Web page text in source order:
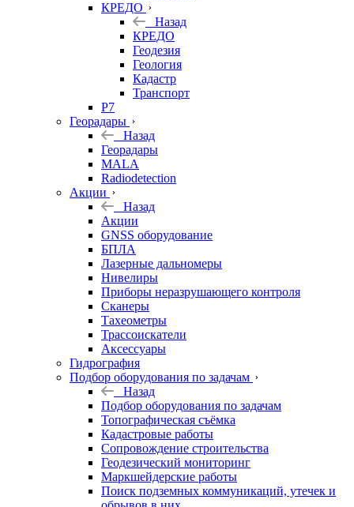
КРЕДО
Назад
КРЕДО
Геодезия
Геология
Кадастр
Транспорт
Р7
Георадары
Назад
Георадары
MALA
Radiodetection
Акции
Назад
Акции
GNSS оборудование
БПЛА
Лазерные дальномеры
Нивелиры
Приборы неразрушающего контроля
Сканеры
Тахеометры
Трассоискатели
Аксессуары
Гидрография
Подбор оборудования по задачам
Назад
Подбор оборудования по задачам
Топографическая съёмка
Кадастровые работы
Сопровождение строительства
Геодезический мониторинг
Маркшейдерские работы
Поиск подземных коммуникаций, утечек и